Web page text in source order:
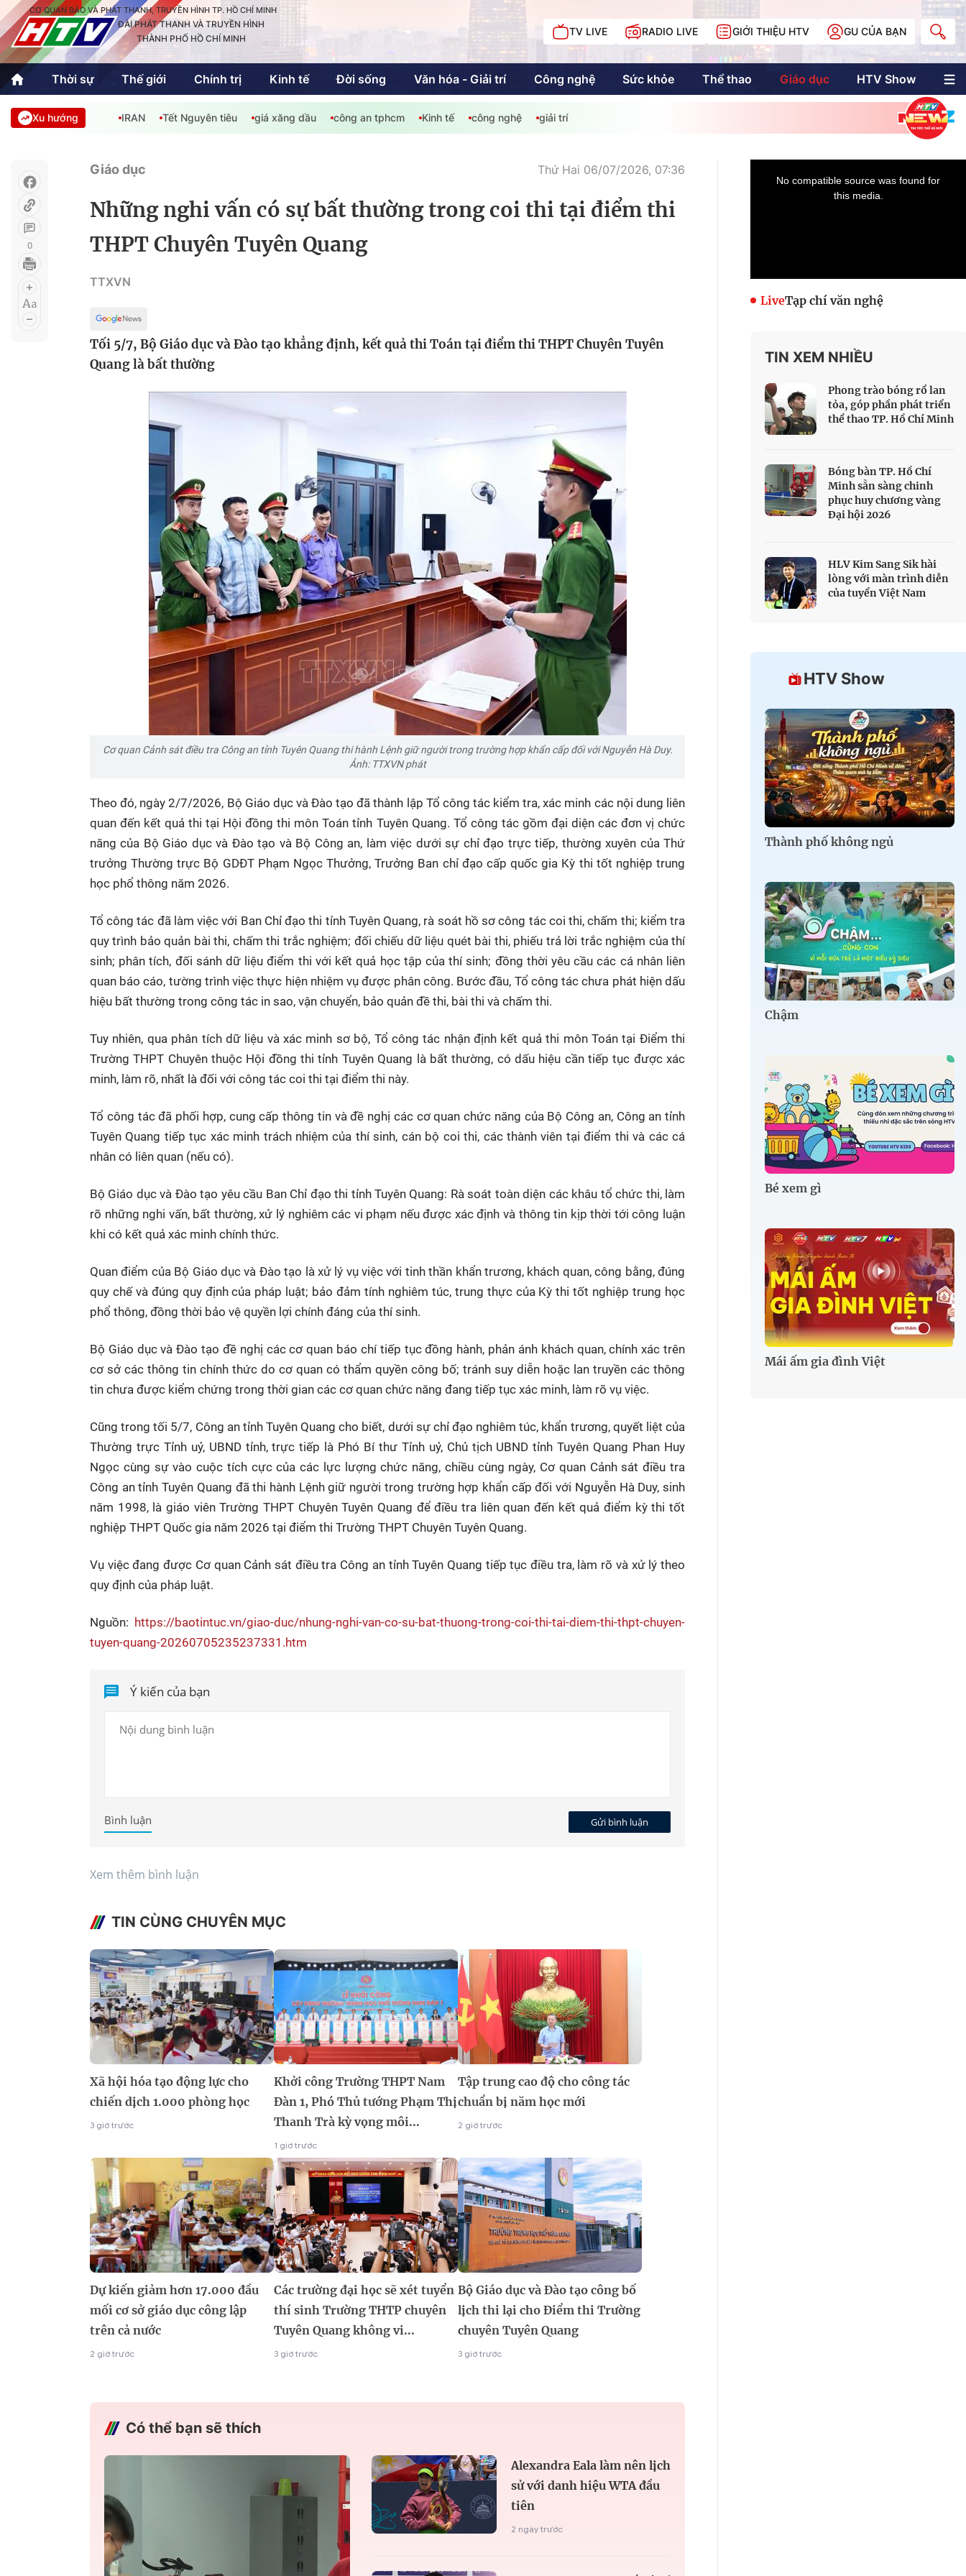
CƠ QUAN BÁO VÀ PHÁT THANH, TRUYỀN HÌNH TP. HỒ CHÍ MINH
ĐÀI PHÁT THANH VÀ TRUYỀN HÌNH
THÀNH PHỐ HỒ CHÍ MINH
TV LIVE RADIO LIVE GIỚI THIỆU HTV GU CỦA BẠN
Thời sự Thế giới Chính trị Kinh tế Đời sống Văn hóa - Giải trí Công nghệ Sức khỏe Thể thao Giáo dục HTV Show
Thời sự
Thể thao
Quốc tế
Văn hóa - Giải trí
Giáo dục Kinh tế
An Sinh
Không gian văn hóa
HTV Show
Mái ấm gia đình
Các show khác
Các chương trình
khác
Chung một tấm
HTV
Multimedia
Multiform
Doanh nhân Sài
Gòn
Xu hướng IRAN Tết Nguyên tiêu giá xăng dầu công an tphcm Kinh tế công nghệ giải trí
0
Giáo dục Thứ Hai 06/07/2026, 07:36
Những nghi vấn có sự bất thường trong coi thi tại điểm thi
THPT Chuyên Tuyên Quang
TTXVN
Tối 5/7, Bộ Giáo dục và Đào tạo khẳng định, kết quả thi Toán tại điểm thi THPT Chuyên Tuyên
Quang là bất thường
Cơ quan Cảnh sát điều tra Công an tỉnh Tuyên Quang thi hành Lệnh giữ người trong trường hợp khẩn cấp đối với Nguyễn Hà Duy.
Ảnh: TTXVN phát
Theo đó, ngày 2/7/2026, Bộ Giáo dục và Đào tạo đã thành lập Tổ công tác kiểm tra, xác minh các nội dung liên
quan đến kết quả thi tại Hội đồng thi môn Toán tỉnh Tuyên Quang. Tổ công tác gồm đại diện các đơn vị chức
năng của Bộ Giáo dục và Đào tạo và Bộ Công an, làm việc dưới sự chỉ đạo trực tiếp, thường xuyên của Thứ
trưởng Thường trực Bộ GDĐT Phạm Ngọc Thưởng, Trưởng Ban chỉ đạo cấp quốc gia Kỳ thi tốt nghiệp trung
học phổ thông năm 2026.
Tổ công tác đã làm việc với Ban Chỉ đạo thi tỉnh Tuyên Quang, rà soát hồ sơ công tác coi thi, chấm thi; kiểm tra
quy trình bảo quản bài thi, chấm thi trắc nghiệm; đối chiếu dữ liệu quét bài thi, phiếu trả lời trắc nghiệm của thí
sinh; phân tích, đối sánh dữ liệu điểm thi với kết quả học tập của thí sinh; đồng thời yêu cầu các cá nhân liên
quan báo cáo, tường trình việc thực hiện nhiệm vụ được phân công. Bước đầu, Tổ công tác chưa phát hiện dấu
hiệu bất thường trong công tác in sao, vận chuyển, bảo quản đề thi, bài thi và chấm thi.
Tuy nhiên, qua phân tích dữ liệu và xác minh sơ bộ, Tổ công tác nhận định kết quả thi môn Toán tại Điểm thi
Trường THPT Chuyên thuộc Hội đồng thi tỉnh Tuyên Quang là bất thường, có dấu hiệu cần tiếp tục được xác
minh, làm rõ, nhất là đối với công tác coi thi tại điểm thi này.
Tổ công tác đã phối hợp, cung cấp thông tin và đề nghị các cơ quan chức năng của Bộ Công an, Công an tỉnh
Tuyên Quang tiếp tục xác minh trách nhiệm của thí sinh, cán bộ coi thi, các thành viên tại điểm thi và các cá
nhân có liên quan (nếu có).
Bộ Giáo dục và Đào tạo yêu cầu Ban Chỉ đạo thi tỉnh Tuyên Quang: Rà soát toàn diện các khâu tổ chức thi, làm
rõ những nghi vấn, bất thường, xử lý nghiêm các vi phạm nếu được xác định và thông tin kịp thời tới công luận
khi có kết quả xác minh chính thức.
Quan điểm của Bộ Giáo dục và Đào tạo là xử lý vụ việc với tinh thần khẩn trương, khách quan, công bằng, đúng
quy chế và đúng quy định của pháp luật; bảo đảm tính nghiêm túc, trung thực của Kỳ thi tốt nghiệp trung học
phổ thông, đồng thời bảo vệ quyền lợi chính đáng của thí sinh.
Bộ Giáo dục và Đào tạo đề nghị các cơ quan báo chí tiếp tục đồng hành, phản ánh khách quan, chính xác trên
cơ sở các thông tin chính thức do cơ quan có thẩm quyền công bố; tránh suy diễn hoặc lan truyền các thông
tin chưa được kiểm chứng trong thời gian các cơ quan chức năng đang tiếp tục xác minh, làm rõ vụ việc.
Cũng trong tối 5/7, Công an tỉnh Tuyên Quang cho biết, dưới sự chỉ đạo nghiêm túc, khẩn trương, quyết liệt của
Thường trực Tỉnh uỷ, UBND tỉnh, trực tiếp là Phó Bí thư Tỉnh uỷ, Chủ tịch UBND tỉnh Tuyên Quang Phan Huy
Ngọc cùng sự vào cuộc tích cực của các lực lượng chức năng, chiều cùng ngày, Cơ quan Cảnh sát điều tra
Công an tỉnh Tuyên Quang đã thi hành Lệnh giữ người trong trường hợp khẩn cấp đối với Nguyễn Hà Duy, sinh
năm 1998, là giáo viên Trường THPT Chuyên Tuyên Quang để điều tra liên quan đến kết quả điểm kỳ thi tốt
nghiệp THPT Quốc gia năm 2026 tại điểm thi Trường THPT Chuyên Tuyên Quang.
Vụ việc đang được Cơ quan Cảnh sát điều tra Công an tỉnh Tuyên Quang tiếp tục điều tra, làm rõ và xử lý theo
quy định của pháp luật.
Nguồn: https://baotintuc.vn/giao-duc/nhung-nghi-van-co-su-bat-thuong-trong-coi-thi-tai-diem-thi-thpt-chuyen-
tuyen-quang-20260705235237331.htm
Ý kiến của bạn
Gửi bình luận
Bình luận
Xem thêm bình luận
TIN CÙNG CHUYÊN MỤC
Xã hội hóa tạo động lực cho
chiến dịch 1.000 phòng học
3 giờ trước
Khởi công Trường THPT Nam
Đàn 1, Phó Thủ tướng Phạm Thị
Thanh Trà kỳ vọng môi...
1 giờ trước
Tập trung cao độ cho công tác
chuẩn bị năm học mới
2 giờ trước
Dự kiến giảm hơn 17.000 đầu
mối cơ sở giáo dục công lập
trên cả nước
2 giờ trước
Các trường đại học sẽ xét tuyển
thí sinh Trường THTP chuyên
Tuyên Quang không vi...
3 giờ trước
Bộ Giáo dục và Đào tạo công bố
lịch thi lại cho Điểm thi Trường
chuyên Tuyên Quang
3 giờ trước
Có thể bạn sẽ thích
Alexandra Eala làm nên lịch
sử với danh hiệu WTA đầu
tiên
2 ngày trước
LiveTạp chí văn nghệ
TIN XEM NHIỀU
Phong trào bóng rổ lan
tỏa, góp phần phát triển
thể thao TP. Hồ Chí Minh
Bóng bàn TP. Hồ Chí
Minh sẵn sàng chinh
phục huy chương vàng
Đại hội 2026
HLV Kim Sang Sik hài
lòng với màn trình diễn
của tuyển Việt Nam
HTV Show
Thành phố không ngủ
Chậm
Bé xem gì
Mái ấm gia đình Việt